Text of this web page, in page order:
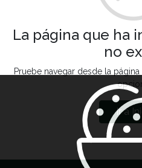
La página que ha
no
Pruebe navegar desde la
Ir a